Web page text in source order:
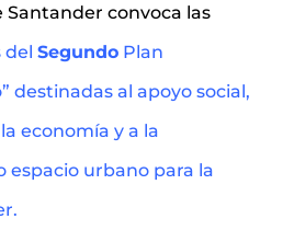
convoca las
del Segundo Plan
destinadas al apoyo social,
economía y a la
espacio urbano para la